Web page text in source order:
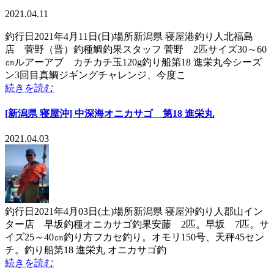
2021.04.11
釣行日2021年4月11日(日)場所新潟県 寝屋港釣り人北福島
店 菅野（晋）釣種鯛釣果スタッフ 菅野 2匹サイズ30～60
㎝ルアーアブ カチカチ玉120g釣り船第18 進栄丸今シーズ
ン3回目真鯛ジギングチャレンジ、今度こ
続きを読む
[新潟県 寝屋沖] 中深海オニカサゴ 第18 進栄丸
2021.04.03
釣行日2021年4月03日(土)場所新潟県 寝屋沖釣り人郡山イン
ター店 早坂釣種オニカサゴ釣果安藤 2匹。早坂 7匹。サ
イズ25～40㎝釣り方フカセ釣り。オモリ150号、天秤45セン
チ。釣り船第18 進栄丸 オニカサゴ釣
続きを読む